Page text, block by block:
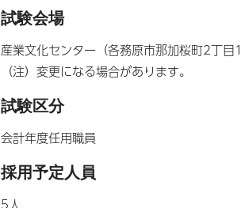
試験会場
産業文化センター（各務原市那加桜町2丁目
（注）変更になる場合があります。
試験区分
会計年度任用職員
採用予定人員
5人